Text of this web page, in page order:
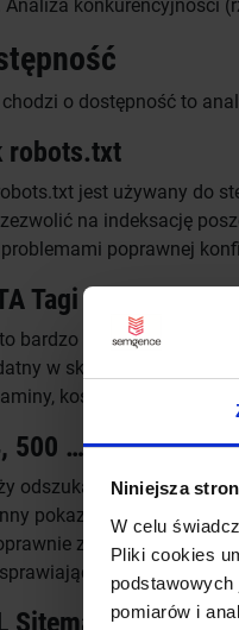
Niniejsza
W celu
Pliki cookies
pomiarów i
Analiza konkurencyjności
o dostępność to
robots.txt
jest używany do
na indeksację
poprawnej
Tagi dla robotów
bardzo istotny tag META
w sklepach
koszyk, rejestracja
500 …
odszukać i poprawić
pokazywać konkretną
zwracać może
kłopoty i
Sitemap